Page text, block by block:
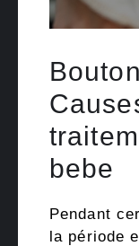
bebe
Pendant
la période